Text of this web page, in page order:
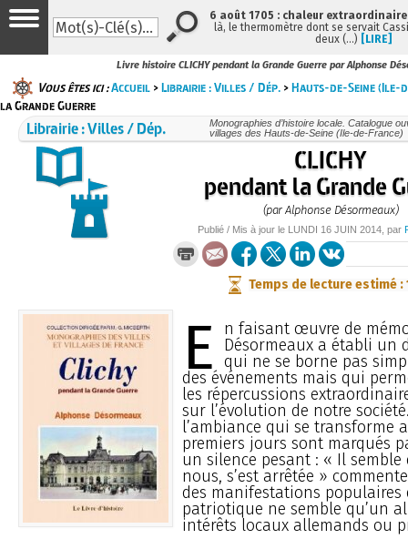
Livre histoire CLICHY pendant la Grande Guerre par Alphonse
Vous êtes ici :Accueil >Librairie : Villes / Dép. >Hauts-de-Seine (Ile-
la Grande Guerre
Librairie : Villes / Dép.
Monographies d’histoire locale. Catalogue
villages des Hauts-de-Seine (Ile-de-France)
CLICHY
pendant la Grande
(par Alphonse Désormeaux)
Publié / Mis à jour le LUNDI 16 JUIN 2014 , par
Temps de lecture estimé :
E
n faisant œuvre de
Désormeaux a établi un
qui ne se borne pas
des événements mais qui
les répercussions
sur l’évolution de notre
l’ambiance qui se transforme
premiers jours sont marqués
un silence pesant : « Il semble
nous, s’est arrêtée »
des manifestations populaires
patriotique ne semble qu’un
intérêts locaux allemands ou
6 août 1705 : chaleur
là, le thermomètre dont se servait
deux (…) [LIRE]